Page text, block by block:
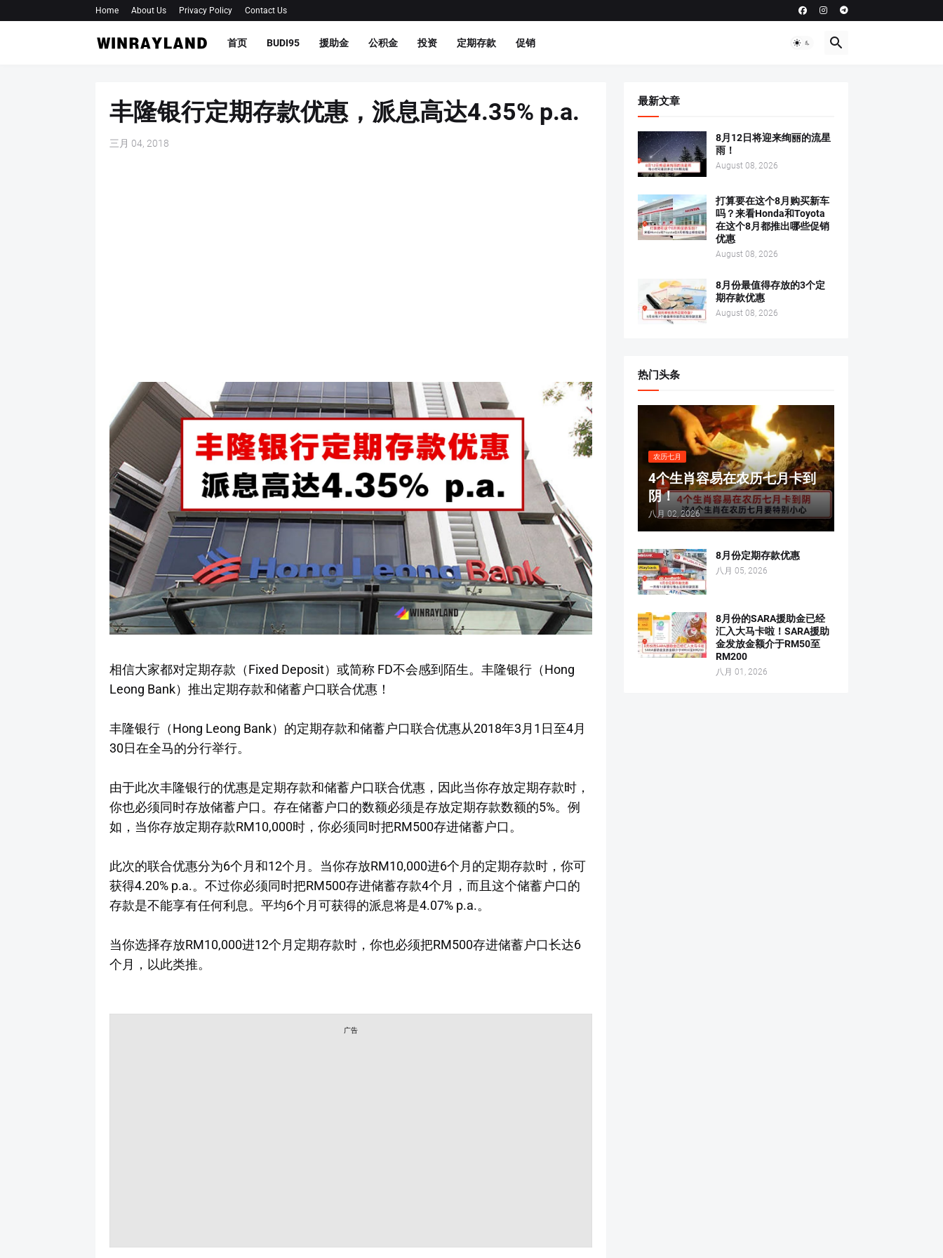
Home About Us Privacy Policy Contact Us
首页 BUDI95 援助金 公积金 投资 定期存款 促销
丰隆银行定期存款优惠，派息高达4.35% p.a.
三月 04, 2018
相信大家都对定期存款（Fixed Deposit）或简称 FD不会感到陌生。丰隆银行（Hong
Leong Bank）推出定期存款和储蓄户口联合优惠！
丰隆银行（Hong Leong Bank）的定期存款和储蓄户口联合优惠从2018年3月1日至4月
30日在全马的分行举行。
由于此次丰隆银行的优惠是定期存款和储蓄户口联合优惠，因此当你存放定期存款时，
你也必须同时存放储蓄户口。存在储蓄户口的数额必须是存放定期存款数额的5%。例
如，当你存放定期存款RM10,000时，你必须同时把RM500存进储蓄户口。
此次的联合优惠分为6个月和12个月。当你存放RM10,000进6个月的定期存款时，你可
获得4.20% p.a.。不过你必须同时把RM500存进储蓄存款4个月，而且这个储蓄户口的
存款是不能享有任何利息。平均6个月可获得的派息将是4.07% p.a.。
当你选择存放RM10,000进12个月定期存款时，你也必须把RM500存进储蓄户口长达6
个月，以此类推。
广告
最新文章
8月12日将迎来绚丽的流星
雨！
August 08, 2026
打算要在这个8月购买新车
吗？来看Honda和Toyota
在这个8月都推出哪些促销
优惠
August 08, 2026
8月份最值得存放的3个定
期存款优惠
August 08, 2026
热门头条
农历七月
4个生肖容易在农历七月卡到
阴！
八月 02, 2026
8月份定期存款优惠
八月 05, 2026
8月份的SARA援助金已经
汇入大马卡啦！SARA援助
金发放金额介于RM50至
RM200
八月 01, 2026